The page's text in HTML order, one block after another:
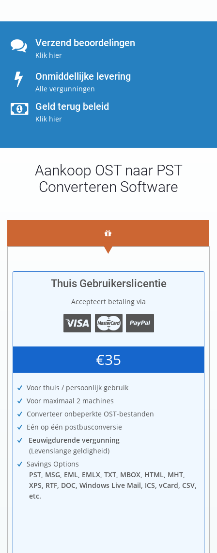
Verzend beoordelingen
Klik hier
Onmiddellijke levering
Alle vergunningen
Geld terug beleid
Klik hier
Aankoop OST naar PST
Converteren Software
Thuis Gebruikerslicentie
Accepteert betaling via
€35
Voor thuis / persoonlijk gebruik
Voor maximaal 2 machines
Converteer onbeperkte OST-bestanden
Eén op één postbusconversie
Eeuwigdurende vergunning
(Levenslange geldigheid)
Savings Options
PST, MSG, EML, EMLX, TXT, MBOX, HTML, MHT,
XPS, RTF, DOC, Windows Live Mail, ICS, vCard, CSV,
etc.